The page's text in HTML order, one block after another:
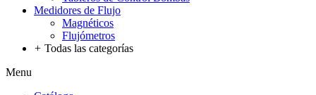
Medidores de Flujo
Magnéticos
Flujómetros
+ Todas las categorías
Menu